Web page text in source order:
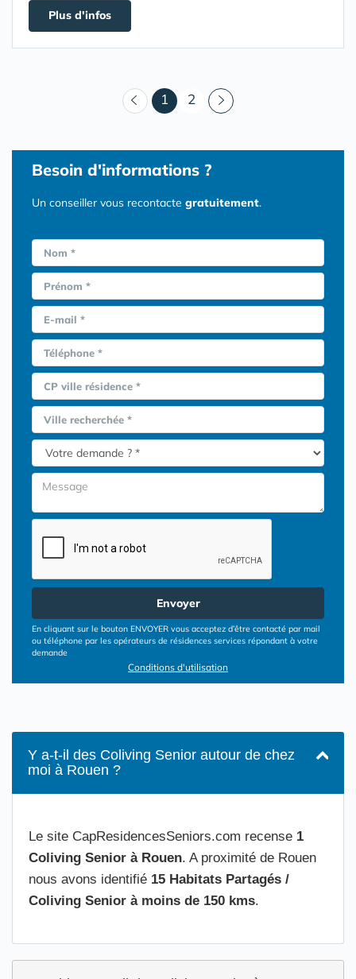
Plus d'infos
1 (courant)
2
Besoin d'informations ?
Un conseiller vous recontacte gratuitement.
Nom *
Prénom *
E-mail *
Téléphone *
CP ville résidence *
Ville recherchée *
Envoyer
En cliquant sur le bouton ENVOYER vous acceptez d’être contacté par mail
ou téléphone par les opérateurs de résidences services répondant à votre
demande
Conditions d'utilisation
Y a-t-il des Coliving Senior autour de chez
moi à Rouen ?
Le site CapResidencesSeniors.com recense 1
Coliving Senior à Rouen. A proximité de Rouen
nous avons identifié 15 Habitats Partagés /
Coliving Senior à moins de 150 kms.